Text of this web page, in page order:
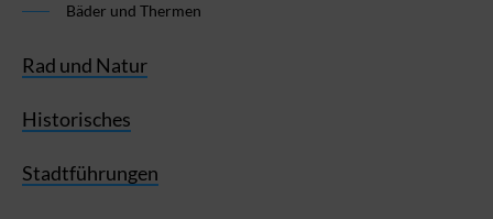
Bäder und Thermen
Rad und Natur
Historisches
Stadtführungen